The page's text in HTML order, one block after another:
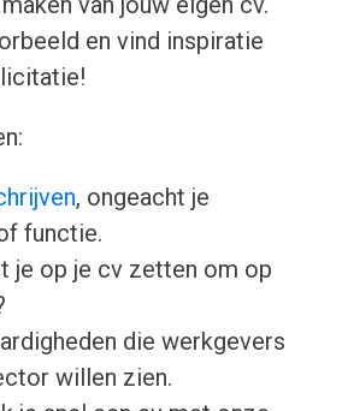
en vind inspiratie
, ongeacht je
functie.
je op je cv zetten om op
die werkgevers
willen zien.